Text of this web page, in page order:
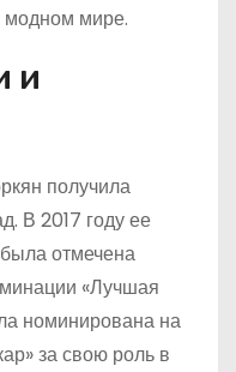
мире.
и
получила
В 2017 году ее
отмечена
«Лучшая
номинирована на
за свою роль в